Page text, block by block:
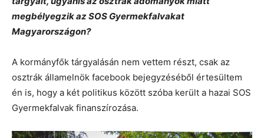
megbélyegzik az SOS Gyermekfalvakat
Magyarországon?
A kormányfők tárgyalásán nem vettem részt, csak az
osztrák államelnök facebook bejegyzéséből értesültem
én is, hogy a két politikus között szóba került a hazai SOS
Gyermekfalvak finanszírozása.